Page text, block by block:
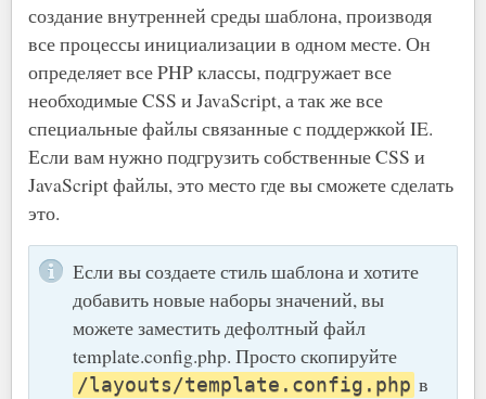
создание внутренней среды шаблона, производя
все процессы инициализации в одном месте. Он
определяет все PHP классы, подгружает все
необходимые CSS и JavaScript, а так же все
специальные файлы связанные с поддержкой IE.
Если вам нужно подгрузить собственные CSS и
JavaScript файлы, это место где вы сможете сделать
это.
Если вы создаете стиль шаблона и хотите
добавить новые наборы значений, вы
можете заместить дефолтный файл
template.config.php. Просто скопируйте
/layouts/template.config.php в